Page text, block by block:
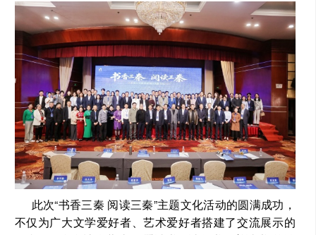
此次“书香三秦 阅读三秦”主题文化活动的圆满成功，
不仅为广大文学爱好者、艺术爱好者搭建了交流展示的